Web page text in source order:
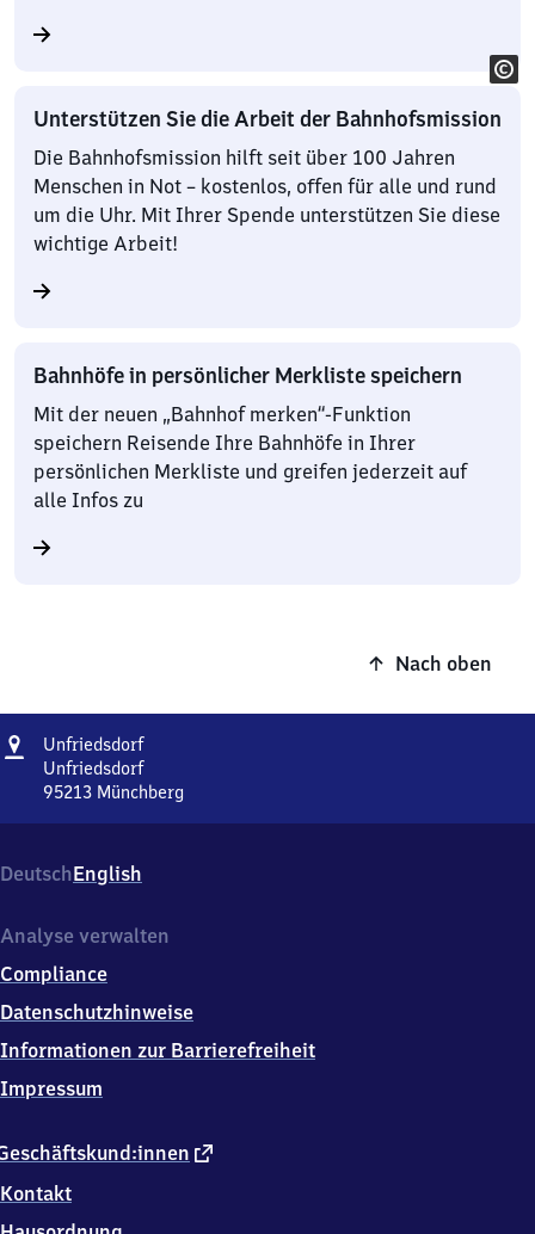
Unterstützen Sie die Arbeit der Bahnhofsmission
Die Bahnhofsmission hilft seit über 100 Jahren
Menschen in Not – kostenlos, offen für alle und rund
um die Uhr. Mit Ihrer Spende unterstützen Sie diese
wichtige Arbeit!
Bahnhöfe in persönlicher Merkliste speichern
Mit der neuen „Bahnhof merken“-Funktion
speichern Reisende Ihre Bahnhöfe in Ihrer
persönlichen Merkliste und greifen jederzeit auf
alle Infos zu
Nach oben
Adresse
UnfriedsdorfUnfriedsdorf
Unfriedsdorf
95213 Münchberg
9
5
1
Münchberg
DeutschEnglish
externer
Kontakt
Analyse verwalten
Compliance
Datenschutzhinweise
Informationen zur Barrierefreiheit
Impressum